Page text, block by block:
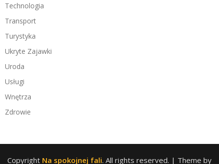
Technologia
Transport
Turystyka
Ukryte Zajawki
Uroda
Usługi
Wnętrza
Zdrowie
Copyright Na spokojnej fali. All rights reserved. | Theme by